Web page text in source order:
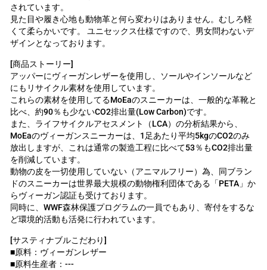
されています。
見た目や履き心地も動物革と何ら変わりはありません。むしろ軽
くて柔らかいです。
ユニセックス仕様ですので、男女問わないデ
ザインとなっております。
[商品ストーリー]
アッパーにヴィーガンレザーを使用し、ソールやインソールなど
にもリサイクル素材を使用しています。
これらの素材を使用してるMoEaのスニーカーは、一般的な革靴と
比べ、約90％も少ないCO2排出量(Low Carbon)です。
また、ライフサイクルアセスメント（LCA）の分析結果から、
MoEaのヴィーガンスニーカーは、1足あたり平均5kgのCO2のみ
放出しますが、これは通常の製造工程に比べて53％もCO2排出量
を削減しています。
動物の皮を一切使用していない（アニマルフリー）為、同ブラン
ドのスニーカーは世界最大規模の動物権利団体である「PETA」か
らヴィーガン認証も受けております。
同時に、WWF森林保護プログラムの一員でもあり、寄付をするな
ど環境的活動も活発に行われています。
[サスティナブルこだわり]
■原料：ヴィーガンレザー
■原料生産者：---